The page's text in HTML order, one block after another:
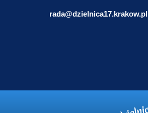
rada@dzielnica17.krakow.pl